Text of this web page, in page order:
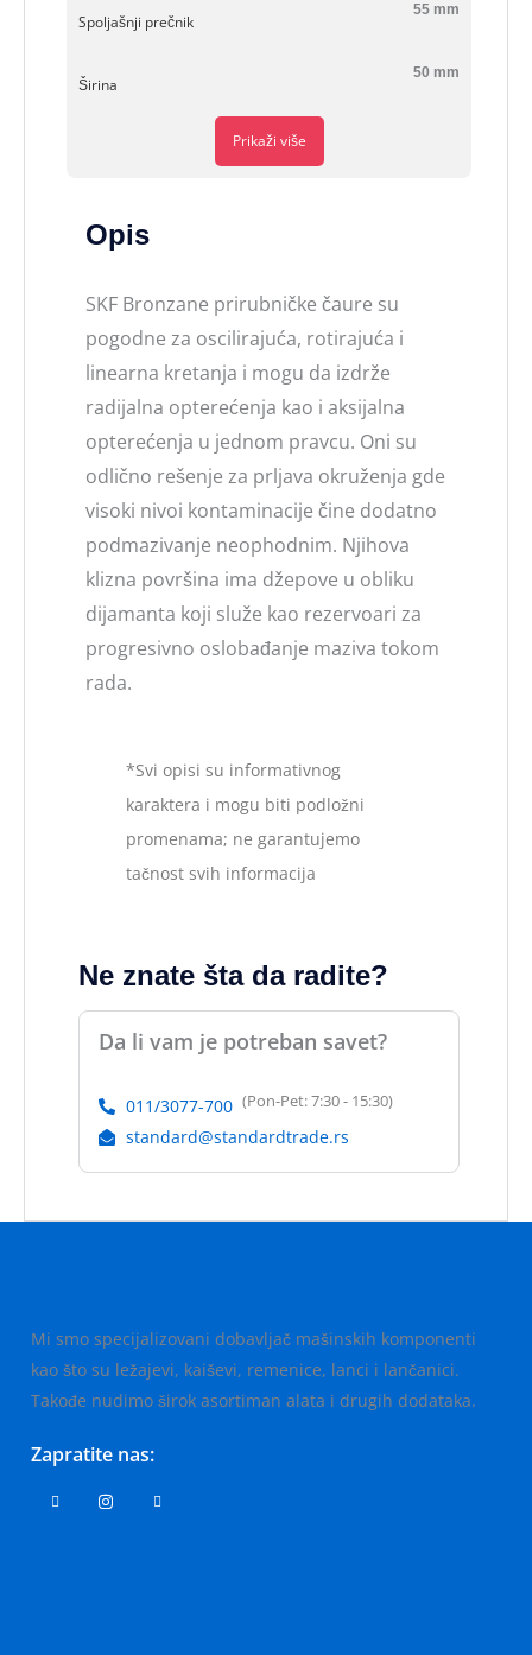
Spoljašnji prečnik
55 mm
Širina
50 mm
Prikaži više
Opis
SKF Bronzane prirubničke čaure su
pogodne za oscilirajuća, rotirajuća i
linearna kretanja i mogu da izdrže
radijalna opterećenja kao i aksijalna
opterećenja u jednom pravcu. Oni su
odlično rešenje za prljava okruženja gde
visoki nivoi kontaminacije čine dodatno
podmazivanje neophodnim. Njihova
klizna površina ima džepove u obliku
dijamanta koji služe kao rezervoari za
progresivno oslobađanje maziva tokom
rada.
*Svi opisi su informativnog
karaktera i mogu biti podložni
promenama; ne garantujemo
tačnost svih informacija
Ne znate šta da radite?
Da li vam je potreban savet?
011/3077-700 (Pon-Pet: 7:30 - 15:30)
standard@standardtrade.rs
Mi smo specijalizovani dobavljač mašinskih komponenti
kao što su ležajevi, kaiševi, remenice, lanci i lančanici.
Takođe nudimo širok asortiman alata i drugih dodataka.
Zapratite nas: